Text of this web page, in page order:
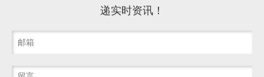
递实时资讯！